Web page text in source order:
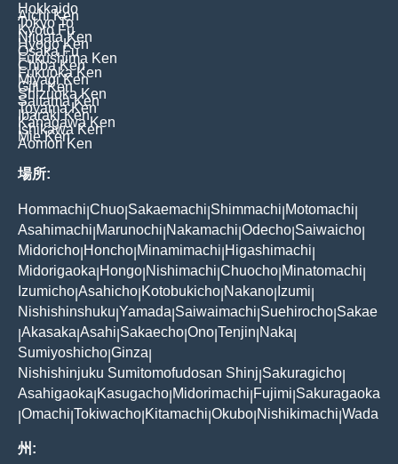
Hokkaido
Aichi Ken
Tokyo To
Kyoto Fu
Niigata Ken
Hyogo Ken
Osaka Fu
Fukushima Ken
Chiba Ken
Fukuoka Ken
Miyagi Ken
Gifu Ken
Shizuoka Ken
Saitama Ken
Toyama Ken
Ibaraki Ken
Kanagawa Ken
Ishikawa Ken
Mie Ken
Aomori Ken
場所:
Hommachi Chuo Sakaemachi Shimmachi Motomachi
Asahimachi Marunochi Nakamachi Odecho Saiwaicho
Midoricho Honcho Minamimachi Higashimachi
Midorigaoka Hongo Nishimachi Chuocho Minatomachi
Izumicho Asahicho Kotobukicho Nakano Izumi
Nishishinshuku Yamada Saiwaimachi Suehirocho Sakae
Akasaka Asahi Sakaecho Ono Tenjin Naka
Sumiyoshicho Ginza
Nishishinjuku Sumitomofudosan Shinj Sakuragicho
Asahigaoka Kasugacho Midorimachi Fujimi Sakuragaoka
Omachi Tokiwacho Kitamachi Okubo Nishikimachi Wada
州: